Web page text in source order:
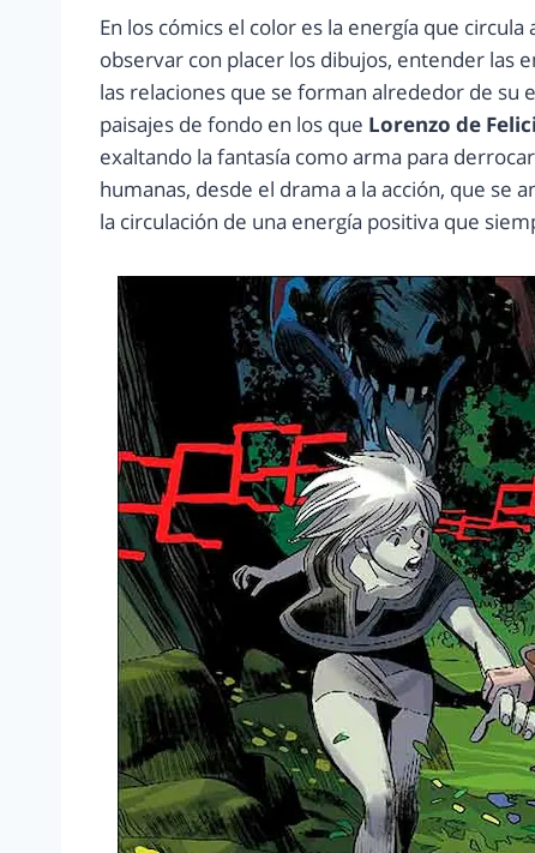
En los cómics el color es la energía que
observar con placer los dibujos, entender las
las relaciones que se forman alrededor de su
paisajes de fondo en los que Lorenzo de Felici
exaltando la fantasía como arma para
humanas, desde el drama a la acción, que se
la circulación de una energía positiva que